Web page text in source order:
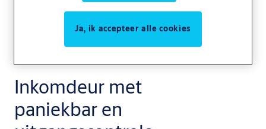
Inkomdeur met
paniekbar en
Ja, ik accepteer alle cookies